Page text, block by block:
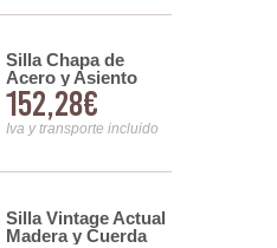
Silla Chapa de
Acero y Asiento
Madera Serie
Ahujar
152,28€
Iva y transporte incluido
Silla Vintage Actual
Madera y Cuerda